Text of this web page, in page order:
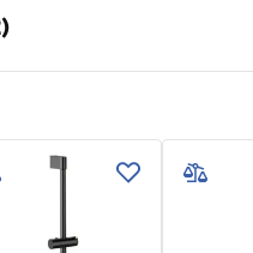
Preto
Faucets_-